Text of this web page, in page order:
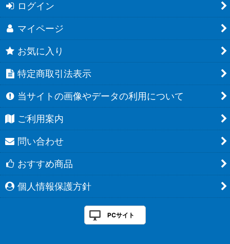
ログイン
マイページ
お気に入り
特定商取引法表示
当サイトの画像やデータの利用について
ご利用案内
問い合わせ
おすすめ商品
個人情報保護方針
PCサイト